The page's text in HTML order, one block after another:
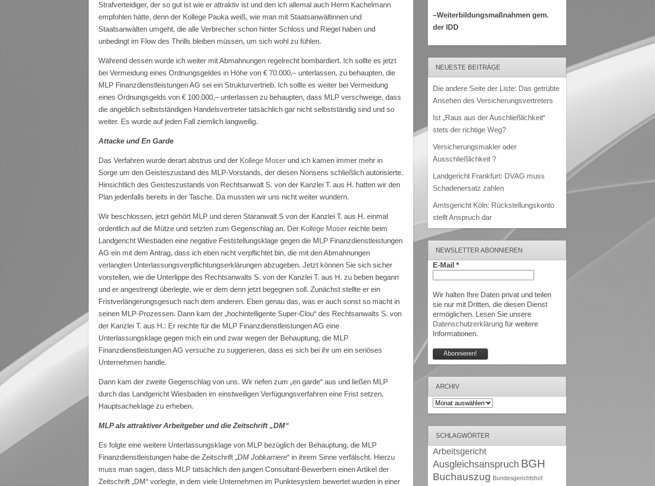
Strafverteidiger, der so gut ist wie er attraktiv ist und den ich allemal auch Herrn Kachelmann
empfohlen hätte, denn der Kollege Pauka weiß, wie man mit Staatsanwältinnen und
Staatsanwälten umgeht, die alle Verbrecher schon hinter Schloss und Riegel haben und
unbedingt im Flow des Thrills bleiben müssen, um sich wohl zu fühlen.
Während dessen wurde ich weiter mit Abmahnungen regelrecht bombardiert. Ich sollte es jetzt
bei Vermeidung eines Ordnungsgeldes in Höhe von € 70.000,– unterlassen, zu behaupten, die
MLP Finanzdienstleistungen AG sei ein Strukturvertrieb. Ich sollte es weiter bei Vermeidung
eines Ordnungsgelds von € 100.000,– unterlassen zu behaupten, dass MLP verschweige, dass
die angeblich selbstständigen Handelsvertreter tatsächlich gar nicht selbstständig sind und so
weiter. Es wurde auf jeden Fall ziemlich langweilig.
Attacke und En Garde
Das Verfahren wurde derart abstrus und der Kollege Moser und ich kamen immer mehr in
Sorge um den Geisteszustand des MLP-Vorstands, der diesen Nonsens schließlich autorisierte.
Hinsichtlich des Geisteszustands von Rechtsanwalt S. von der Kanzlei T. aus H. hatten wir den
Plan jedenfalls bereits in der Tasche. Da mussten wir uns nicht weiter wundern.
Wir beschlossen, jetzt gehört MLP und deren Staranwalt S von der Kanzlei T. aus H. einmal
ordentlich auf die Mütze und setzten zum Gegenschlag an. Der Kollege Moser reichte beim
Landgericht Wiesbaden eine negative Feststellungsklage gegen die MLP Finanzdienstleistungen
AG ein mit dem Antrag, dass ich eben nicht verpflichtet bin, die mit den Abmahnungen
verlangten Unterlassungsverpflichtungserklärungen abzugeben. Jetzt können Sie sich sicher
vorstellen, wie die Unterlippe des Rechtsanwalts S. von der Kanzlei T. aus H. zu beben begann
und er angestrengt überlegte, wie er dem denn jetzt begegnen soll. Zunächst stellte er ein
Fristverlängerungsgesuch nach dem anderen. Eben genau das, was er auch sonst so macht in
seinen MLP-Prozessen. Dann kam der „hochintelligente Super-Clou“ des Rechtsanwalts S. von
der Kanzlei T. aus H.: Er reichte für die MLP Finanzdienstleistungen AG eine
Unterlassungsklage gegen mich ein und zwar wegen der Behauptung, die MLP
Finanzdienstleistungen AG versuche zu suggerieren, dass es sich bei ihr um ein seriöses
Unternehmen handle.
Dann kam der zweite Gegenschlag von uns. Wir riefen zum „en garde“ aus und ließen MLP
durch das Landgericht Wiesbaden im einstweiligen Verfügungsverfahren eine Frist setzen,
Hauptsacheklage zu erheben.
MLP als attraktiver Arbeitgeber und die Zeitschrift „DM“
Es folgte eine weitere Unterlassungsklage von MLP bezüglich der Behauptung, die MLP
Finanzdienstleistungen habe die Zeitschrift „DM Jobkarriere“ in ihrem Sinne verfälscht. Hierzu
muss man sagen, dass MLP tatsächlich den jungen Consultant-Bewerbern einen Artikel der
Zeitschrift „DM“ vorlegte, in dem viele Unternehmen im Punktesystem bewertet wurden in einer
–Weiterbildungsmaßnahmen gem.
der IDD
NEUESTE BEITRÄGE
Die andere Seite der Liste: Das getrübte
Ansehen des Versicherungsvertreters
Ist „Raus aus der Auschließlichkeit“
stets der richtige Weg?
Versicherungsmakler oder
Ausschließlichkeit ?
Landgericht Frankfurt: DVAG muss
Schadenersatz zahlen
Amtsgericht Köln: Rückstellungskonto
stellt Anspruch dar
NEWSLETTER ABONNIEREN
E-Mail *
Wir halten Ihre Daten privat und teilen
sie nur mit Dritten, die diesen Dienst
ermöglichen. Lesen Sie unsere
Datenschutzerklärungfür weitere
Informationen.
ARCHIV
Archiv
SCHLAGWÖRTER
Arbeitsgericht
Ausgleichsanspruch BGH
Buchauszug Bundesgerichtshof